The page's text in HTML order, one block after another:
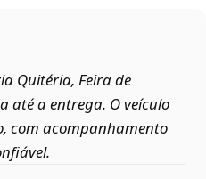
Quitéria, Feira de
até a entrega. O veículo
com acompanhamento